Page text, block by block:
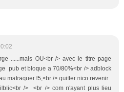
......mais OU<br /> avec le titre page
pub et bloque a 70/80%<br /> adblock
matraquer f5,<br /> quitter nico revenir
/> <br /> com n'ayant plus lieu